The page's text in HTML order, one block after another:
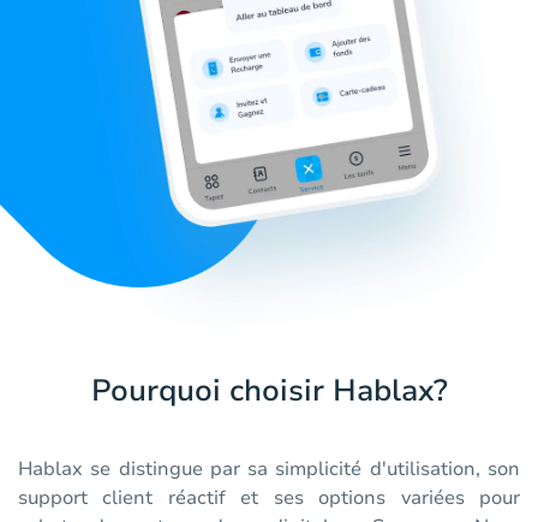
Pourquoi choisir Hablax?
Hablax se distingue par sa simplicité d'utilisation, son
support client réactif et ses options variées pour